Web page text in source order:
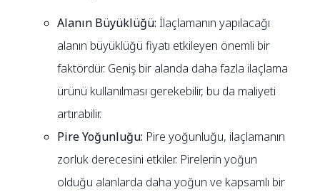
Alanın Büyüklüğü:İlaçlamanın yapılacağı
alanın büyüklüğü fiyatı etkileyen önemli bir
faktördür. Geniş bir alanda daha fazla ilaçlama
ürünü kullanılması gerekebilir, bu da maliyeti
artırabilir.
Pire Yoğunluğu: Pire yoğunluğu, ilaçlamanın
zorluk derecesini etkiler. Pirelerin yoğun
olduğu alanlarda daha yoğun ve kapsamlı bir